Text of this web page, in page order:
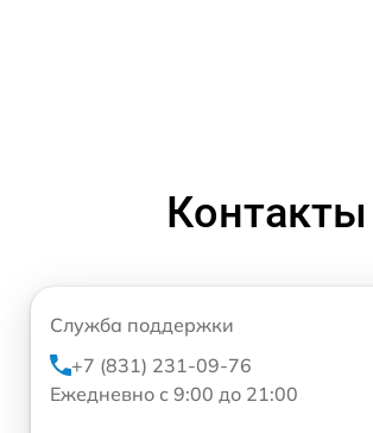
Контакты
Служба поддержки
+7 (831) 231-09-76
Ежедневно с 9:00 до 21:00